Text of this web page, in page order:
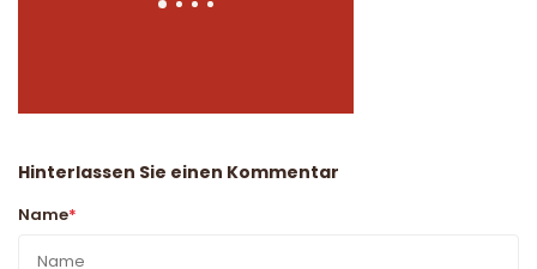
Hinterlassen Sie einen Kommentar
Name*